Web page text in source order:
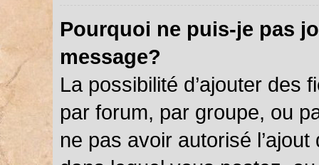
Pourquoi ne puis-je pas
message?
La possibilité d’ajouter des
par forum, par groupe, ou
ne pas avoir autorisé